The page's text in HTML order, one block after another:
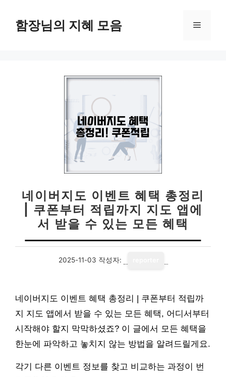
함장님의 지혜 모음 메
네이버지도 이벤트 혜택 총정리
| 쿠폰부터 적립까지 지도 앱에
서 받을 수 있는 모든 혜택
2025-11-03 작성자:
네이버지도 이벤트 혜택 총정리 | 쿠폰부터 적립까
지 지도 앱에서 받을 수 있는 모든 혜택, 어디서부터
시작해야 할지 막막하셨죠? 이 글에서 모든 혜택을
한눈에 파악하고 놓치지 않는 방법을 알려드릴게요.
각기 다른 이벤트 정보를 찾고 비교하는 과정이 번